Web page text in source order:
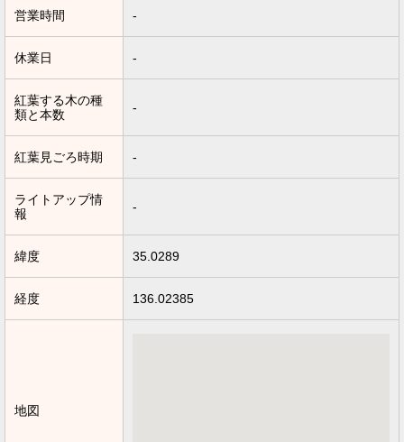
営業時間 -
休業日 -
紅葉する木の種
類と本数
-
紅葉見ごろ時期 -
ライトアップ情
報
-
緯度 35.0289
経度 136.02385
地図